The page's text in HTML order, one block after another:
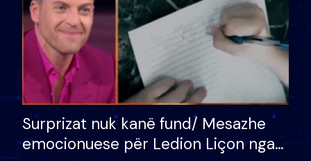
Surprizat nuk kanë fund/ Mesazhe
emocionuese për Ledion Liçon nga